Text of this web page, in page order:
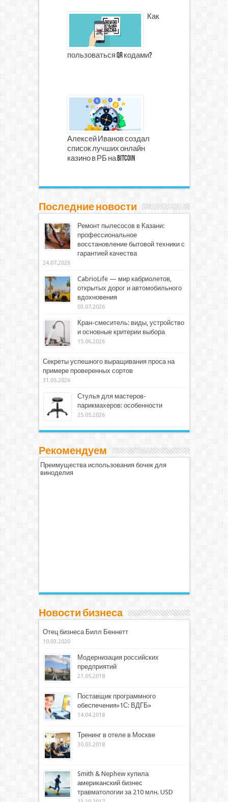
Как
пользоваться qr кодами?
Алексей Иванов создал
список лучших онлайн
казино в РБ на Bitcoin
Последние новости
Ремонт пылесосов в Казани:
профессиональное
восстановление бытовой техники с
гарантией качества
24.07.2026
CabrioLife — мир кабриолетов,
открытых дорог и автомобильного
вдохновения
03.07.2026
Кран-смеситель: виды, устройство
и основные критерии выбора
15.06.2026
Секреты успешного выращивания проса на
примере проверенных сортов
31.05.2026
Стулья для мастеров-
парикмахеров: особенности
25.05.2026
Рекомендуем
Преимущества использования бочек для
виноделия
Новости бизнеса
Отец бизнеса Билл Беннетт
10.03.2020
Модернизация российских
предприятий
21.05.2018
Поставщик программного
обеспечения»1С: ВДГБ»
14.04.2018
Тренинг в отеле в Москве
30.03.2018
Smith & Nephew купила
американский бизнес
травматологии за 210 млн. USD